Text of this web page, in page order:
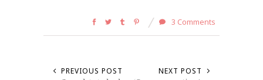
3 Comments
PREVIOUS POST NEXT POST